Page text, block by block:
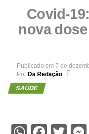
Covid-
nova
Publicado em 7 de
Por Da Redação
SAÚDE